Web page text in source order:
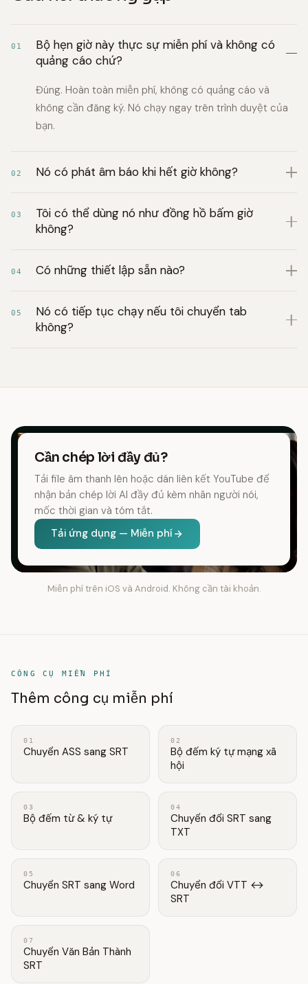
01
Bộ hẹn giờ này thực sự miễn phí và không có
quảng cáo chứ?
Đúng. Hoàn toàn miễn phí, không có quảng cáo và
không cần đăng ký. Nó chạy ngay trên trình duyệt của
bạn.
02 Nó có phát âm báo khi hết giờ không?
03
Tôi có thể dùng nó như đồng hồ bấm giờ
không?
04 Có những thiết lập sẵn nào?
05
Nó có tiếp tục chạy nếu tôi chuyển tab
không?
Cần chép lời đầy đủ?
Tải file âm thanh lên hoặc dán liên kết YouTube để
nhận bản chép lời AI đầy đủ kèm nhãn người nói,
mốc thời gian và tóm tắt.
Tải ứng dụng — Miễn phí
Miễn phí trên iOS và Android. Không cần tài khoản.
CÔNG CỤ MIỄN PHÍ
Thêm công cụ miễn phí
01
Chuyển ASS sang SRT
02
Bộ đếm ký tự mạng xã
hội
03
Bộ đếm từ & ký tự
04
Chuyển đổi SRT sang
TXT
05
Chuyển SRT sang Word
06
Chuyển đổi VTT ↔
SRT
07
Chuyển Văn Bản Thành
SRT